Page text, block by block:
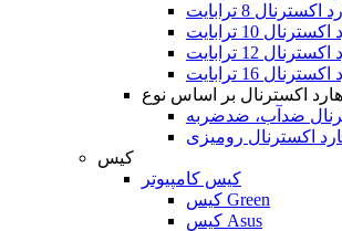
اکسترنال 8 ترابایت
10 ترابایت
12 ترابایت
16 ترابایت
هارد اکسترنال بر اساس نوع
ضدآب، ضدضربه
اکسترنال رومیزی
کیس
کیس کامپیوتر
کیس Green
کیس Asus